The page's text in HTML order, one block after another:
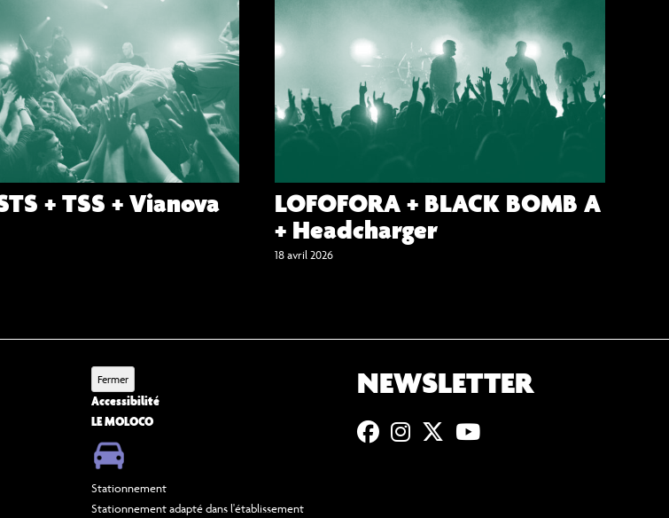
+ TSS + Vianova
LOFOFORA + BLACK BOMB A
+ Headcharger
18 avril 2026
Fermer
Accessibilité
LE MOLOCO
Stationnement
Stationnement adapté dans l'établissement
NEWSLETTER